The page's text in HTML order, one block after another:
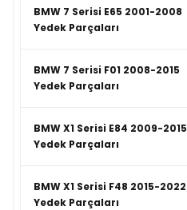
BMW 7 Serisi E65 2001-2008
Yedek Parçaları
BMW 7 Serisi F01 2008-2015
Yedek Parçaları
BMW X1 Serisi E84 2009-2015
Yedek Parçaları
BMW X1 Serisi F48 2015-2022
Yedek Parçaları